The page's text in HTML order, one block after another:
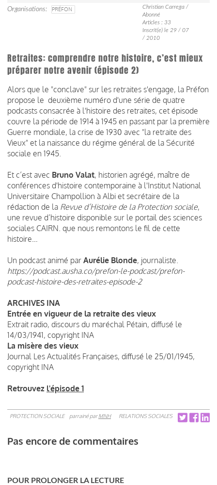
Organisations PRÉFON
Christian Carrega /
Abonné
Articles : 33
Inscrit(e) le 29 / 07
/ 2010
Retraites: comprendre notre histoire, c’est mieux
préparer notre avenir (épisode 2)
Alors que le "conclave" sur les retraites s'engage, la Préfon
propose le deuxième numéro d'une série de quatre
podcasts consacrée à l'histoire des retraites, cet épisode
couvre la période de 1914 à 1945 en passant par la première
Guerre mondiale, la crise de 1930 avec "la retraite des
Vieux" et la naissance du régime général de la Sécurité
sociale en 1945.
Et c’est avec Bruno Valat, historien agrégé, maître de
conférences d'histoire contemporaine à l'Institut National
Universitaire Champollion à Albi et secrétaire de la
rédaction de la Revue d’Histoire de la Protection sociale,
une revue d’histoire disponible sur le portail des sciences
sociales CAIRN. que nous remontons le fil de cette
histoire…
Un podcast animé par Aurélie Blonde, journaliste.
https://podcast.ausha.co/prefon-le-podcast/prefon-
podcast-histoire-des-retraites-episode-2
ARCHIVES INA
Entrée en vigueur de la retraite des vieux
Extrait radio, discours du maréchal Pétain, diffusé le
14/03/1941, copyright INA
La misère des vieux
Journal Les Actualités Françaises, diffusé le 25/01/1945,
copyright INA
Retrouvez l'épisode 1
PROTECTION SOCIALE parrainé parMNH RELATIONS SOCIALES
Pas encore de commentaires
POUR PROLONGER LA LECTURE